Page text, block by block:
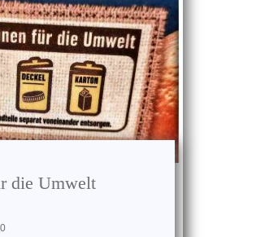
die Umwelt